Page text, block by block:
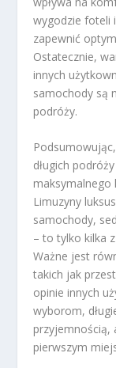
wygodzie foteli
zapewnić
Ostatecznie,
innych
samochody są
podróży.
długich
Limuzyny
samochody,
– to tylko kilka
Ważne jest
takich jak
opinie innych
wyborom,
przyjemnością,
pierwszym